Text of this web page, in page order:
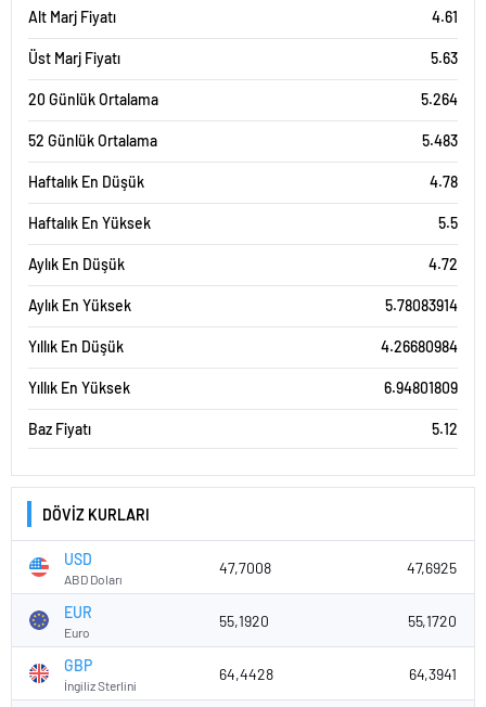
Alt Marj Fiyatı 4.61
Üst Marj Fiyatı 5.63
20 Günlük Ortalama 5.264
52 Günlük Ortalama 5.483
Haftalık En Düşük 4.78
Haftalık En Yüksek 5.5
Aylık En Düşük 4.72
Aylık En Yüksek 5.78083914
Yıllık En Düşük 4.26680984
Yıllık En Yüksek 6.94801809
Baz Fiyatı 5.12
DÖVİZ KURLARI
USD
ABD Doları
47,7008 47,6925
EUR
Euro
55,1920 55,1720
GBP
İngiliz Sterlini
64,4428 64,3941